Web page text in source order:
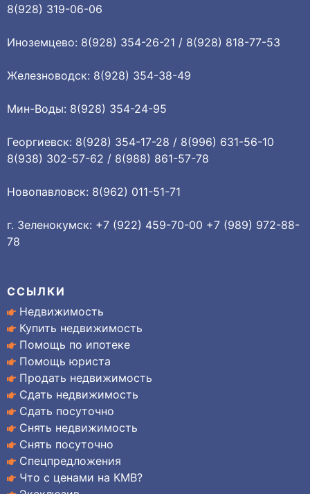
8(928) 319-06-06
Иноземцево: 8(928) 354-26-21 / 8(928) 818-77-53
Железноводск: 8(928) 354-38-49
Мин-Воды: 8(928) 354-24-95
Георгиевск: 8(928) 354-17-28 / 8(996) 631-56-10
8(938) 302-57-62 / 8(988) 861-57-78
Новопавловск: 8(962) 011-51-71
г. Зеленокумск: +7 (922) 459-70-00 +7 (989) 972-88-
78
ССЫЛКИ
Недвижимость
Купить недвижимость
Помощь по ипотеке
Помощь юриста
Продать недвижимость
Сдать недвижимость
Сдать посуточно
Снять недвижимость
Снять посуточно
Спецпредложения
Что с ценами на КМВ?